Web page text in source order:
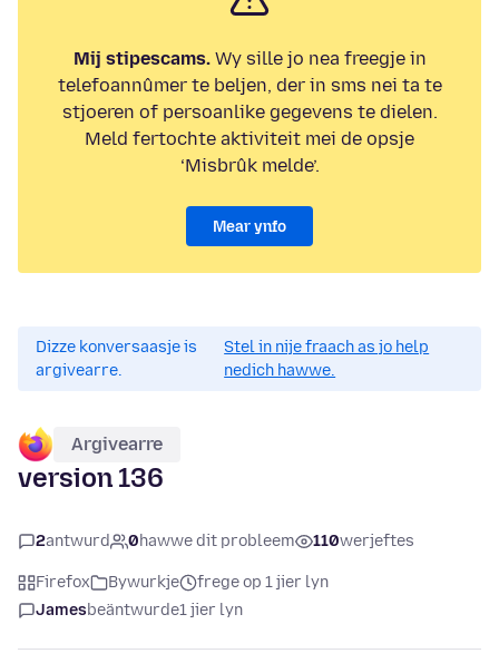
Mij stipescams.Wy sille jo nea freegje in
telefoannûmer te beljen, der in sms nei ta te
stjoeren of persoanlike gegevens te dielen.
Meld fertochte aktiviteit mei de opsje
‘Misbrûk melde’.
Mear ynfo
Dizze konversaasje is
argivearre.
Stel in nije fraach as jo help
nedich hawwe.
Argivearre
version 136
2antwurd 0hawwe dit probleem 110werjeftes
Firefox Bywurkje
frege op 1 jier lyn
Jamesbeäntwurde1 jier lyn